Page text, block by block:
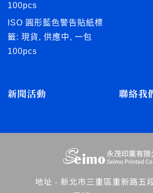
100pcs
ISO 圓形藍色警告貼紙標
籤: 現貨, 供應中, 一包
100pcs
新聞活動 聯絡我
地址 - 新北市三重區重新路五